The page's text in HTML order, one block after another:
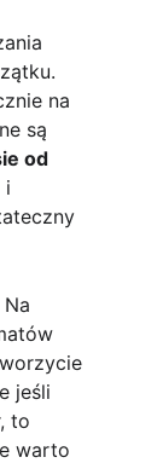
na
są
od
i
jeśli
to
warto